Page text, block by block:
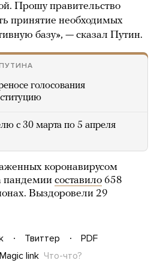
Прошу правительство
принятие необходимых
базу», — сказал Путин.
голосования
с 30 марта по 5 апреля
коронавирусом
пандемии составило 658
Выздоровели 29
Твиттер
PDF
Magic link Что-что?